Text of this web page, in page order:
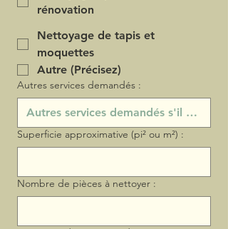
rénovation
Nettoyage de tapis et
moquettes
Autre (Précisez)
Autres services demandés :
Superficie approximative (pi² ou m²) :
Nombre de pièces à nettoyer :